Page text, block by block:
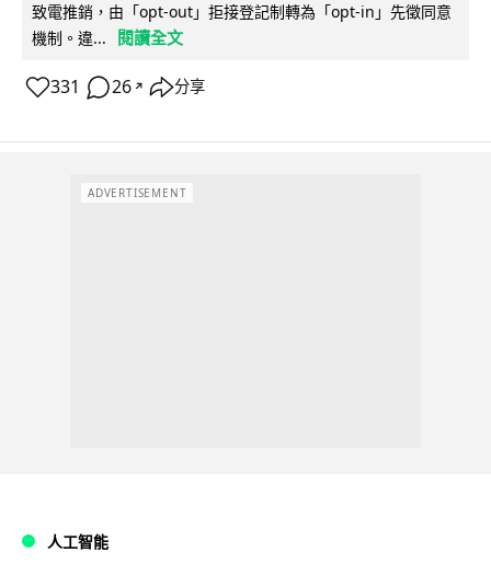
致電推銷，由「opt-out」拒接登記制轉為「opt-in」先徵同意
機制。違...
閱讀全文
331 26 ↗ 分享
ADVERTISEMENT
人工智能